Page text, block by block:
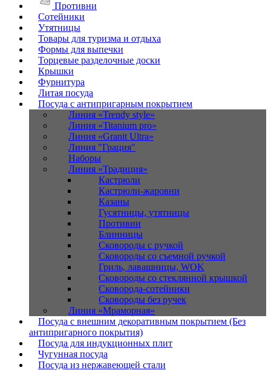
Противни
Сотейники
Утятницы
Товары для туризма и отдыха
Формы для выпечки
Торцевые разделочные доски
Крышки
Фурнитура
Литая посуда
Посуда с антипригарным покрытием
Линия «Trendy style»
Линия «Titanium pro»
Линия «Granit Ultra»
Линия "Грация"
Наборы
Линия «Традиция»
Кастрюли
Кастрюли-жаровни
Казаны
Гусятницы, утятницы
Противни
Блинницы
Сковороды с ручкой
Сковороды со съемной ручкой
Гриль, лавашницы, WOK
Сковороды со стеклянной крышкой
Сковорода-сотейники
Сковороды без ручек
Линия «Мраморная»
Посуда с внешним декоративным покрытием (Без
антипригарного покрытия)
Посуда для индукционных плит
Чугунная посуда
Посуда из нержавеющей стали